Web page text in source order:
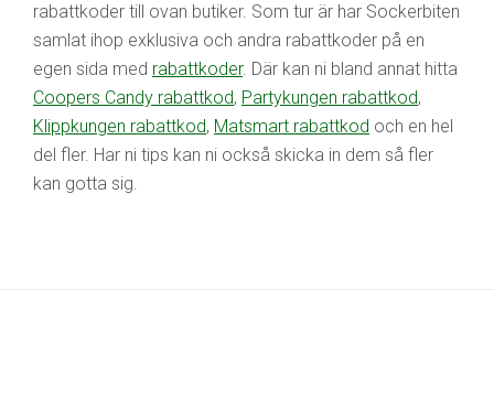
rabattkoder till ovan butiker. Som tur är har Sockerbiten
samlat ihop exklusiva och andra rabattkoder på en
egen sida med rabattkoder. Där kan ni bland annat hitta
Coopers Candy rabattkod, Partykungen rabattkod,
Klippkungen rabattkod, Matsmart rabattkod och en hel
del fler. Har ni tips kan ni också skicka in dem så fler
kan gotta sig.